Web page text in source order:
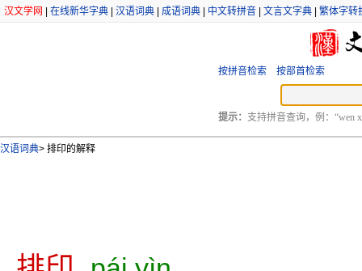
汉文学网 在线新华字典 汉语词典 成语词典 中文转拼音 文言文字典 繁体字转
按拼音检索 按部首检索
提示： 支持拼音查询，例：“wen
汉语词典> 排印的解释